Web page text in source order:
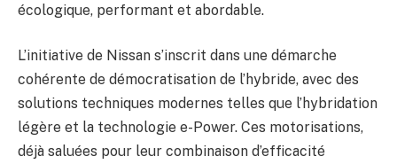
écologique, performant et abordable.
L’initiative de Nissan s’inscrit dans une démarche
cohérente de démocratisation de l’hybride, avec des
solutions techniques modernes telles que l’hybridation
légère et la technologie e-Power. Ces motorisations,
déjà saluées pour leur combinaison d’efficacité